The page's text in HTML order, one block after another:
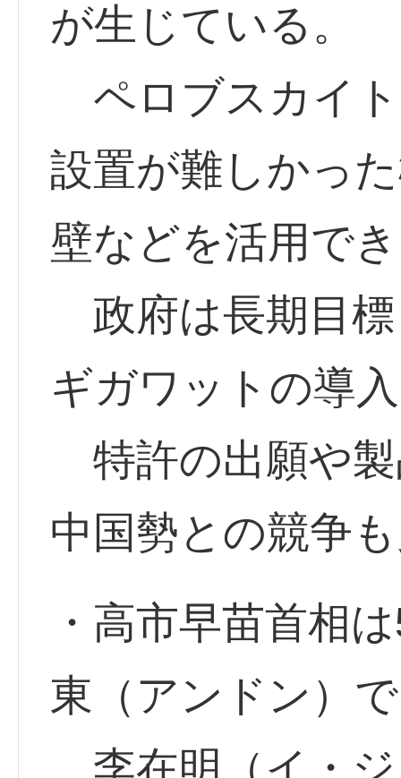
が生じている。
ペロブスカイ
設置が難しかっ
壁などを活用で
政府は長期目
ギガワットの導
特許の出願や
中国勢との競争
・高市早苗首相
東（アンドン）で
李在明（イ・